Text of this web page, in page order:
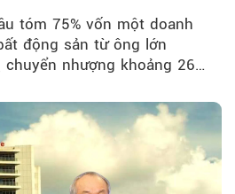
tóm 75% vốn một doanh
động sản từ ông lớn
chuyển nhượng khoảng 262